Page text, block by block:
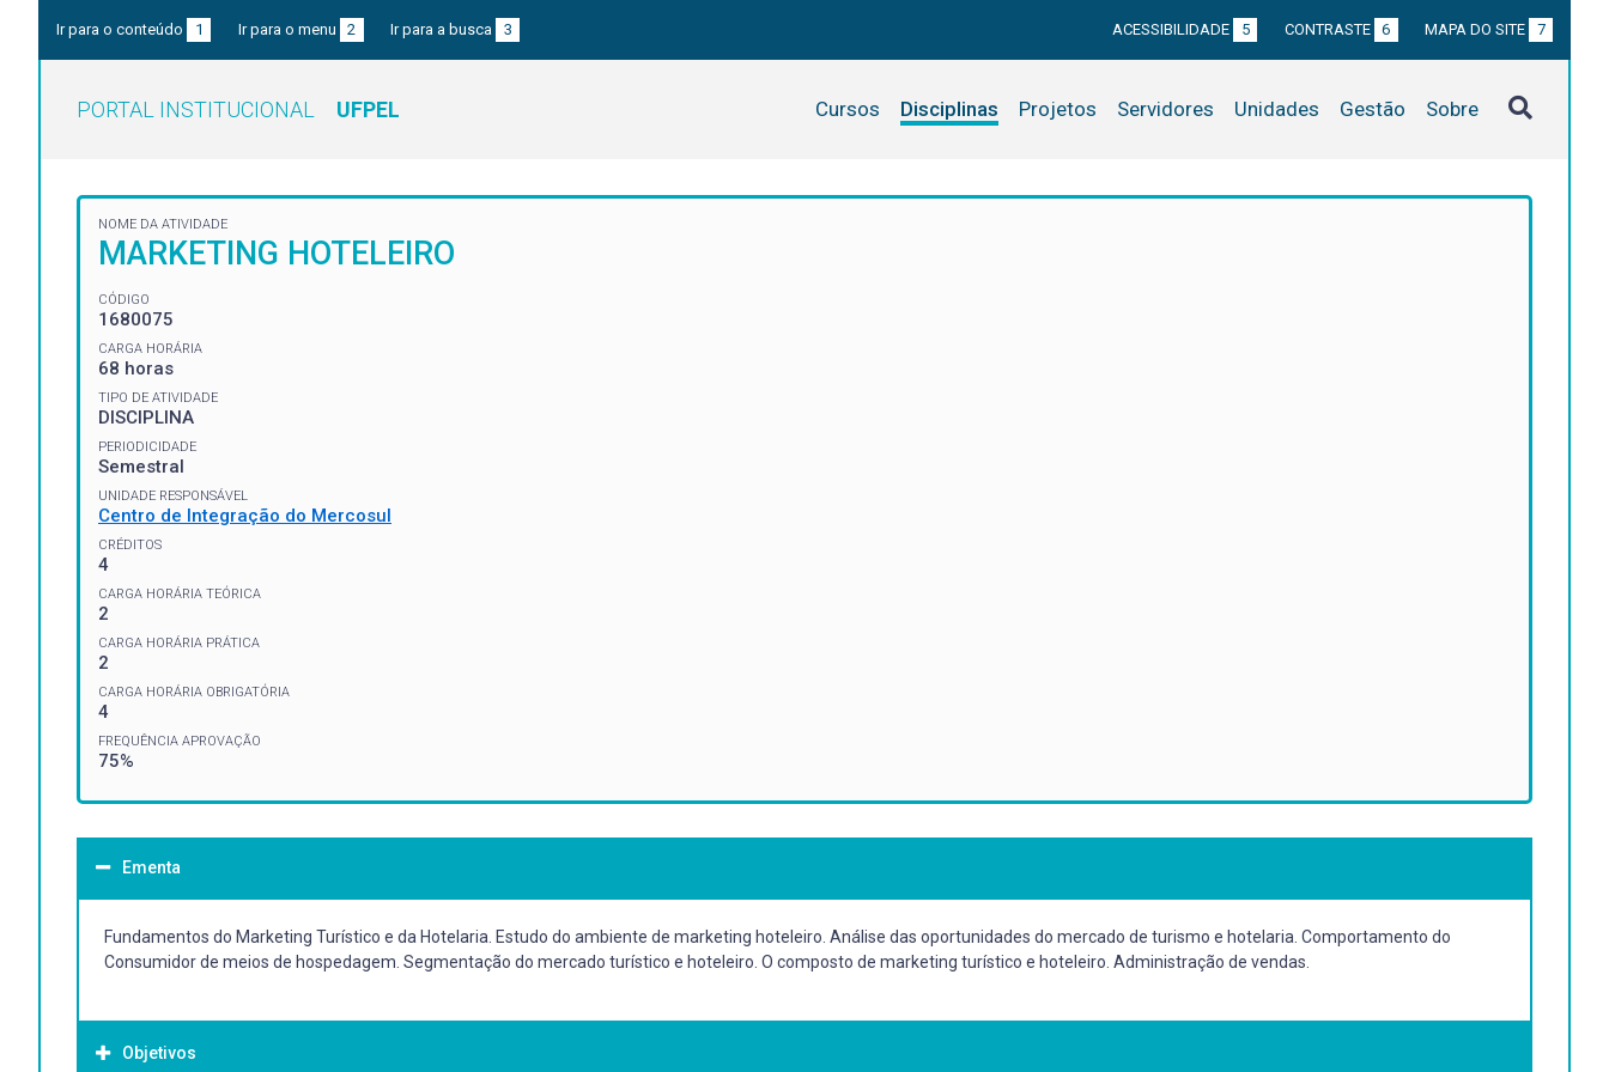
Ir para o conteúdo 1 Ir para o menu 2 Ir para a busca 3 ACESSIBILIDADE 5 CONTRASTE 6 MAPA DO SITE 7
PORTAL INSTITUCIONAL UFPEL Cursos Disciplinas Projetos Servidores Unidades Gestão Sobre
NOME DA ATIVIDADE
MARKETING HOTELEIRO
CÓDIGO
1680075
CARGA HORÁRIA
68 horas
TIPO DE ATIVIDADE
DISCIPLINA
PERIODICIDADE
Semestral
UNIDADE RESPONSÁVEL
Centro de Integração do Mercosul
CRÉDITOS
4
CARGA HORÁRIA TEÓRICA
2
CARGA HORÁRIA PRÁTICA
2
CARGA HORÁRIA OBRIGATÓRIA
4
FREQUÊNCIA APROVAÇÃO
75%
Ementa
Fundamentos do Marketing Turístico e da Hotelaria. Estudo do ambiente de marketing hoteleiro. Análise das oportunidades do mercado de turismo e hotelaria. Comportamento do
Consumidor de meios de hospedagem. Segmentação do mercado turístico e hoteleiro. O composto de marketing turístico e hoteleiro. Administração de vendas.
Objetivos